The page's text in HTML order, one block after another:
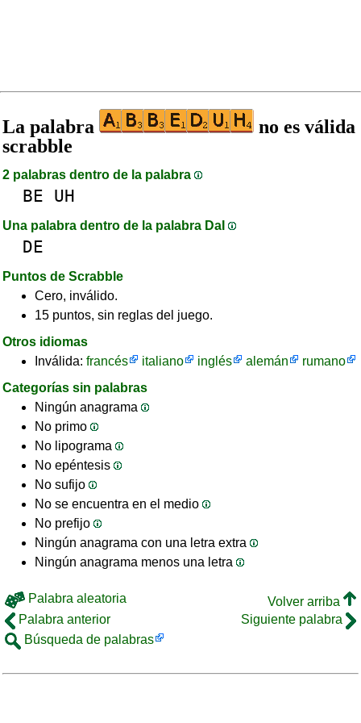
La palabra
no es válida
scrabble
2 palabras dentro de la palabra
BE UH
Una palabra dentro de la palabra DaI
DE
Puntos de Scrabble
Cero, inválido.
15 puntos, sin reglas del juego.
Otros idiomas
Inválida: francés italiano inglés alemán
rumano
Categorías sin palabras
Ningún anagrama
No primo
No lipograma
No epéntesis
No sufijo
No se encuentra en el medio
No prefijo
Ningún anagrama con una letra extra
Ningún anagrama menos una letra
Palabra aleatoria
Volver arriba
Palabra anterior
Siguiente palabra
Búsqueda de palabras